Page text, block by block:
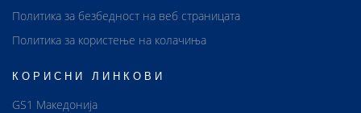
Политика за безбедност на веб страницата
Политика за користење на колачиња
КОРИСНИ ЛИНКОВИ
GS1 Македонија